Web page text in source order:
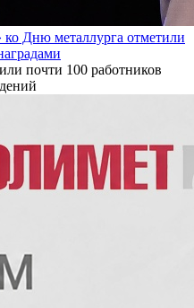
Дню металлурга отметили
почти 100 работников